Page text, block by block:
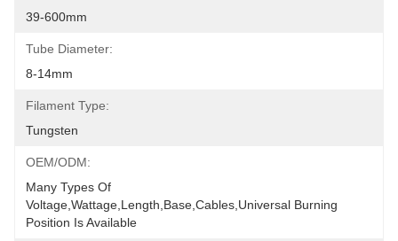
39-600mm
Tube Diameter:
8-14mm
Filament Type:
Tungsten
OEM/ODM:
Many Types Of
Voltage,wattage,length,base,cables,universal Burning
Position Is Available